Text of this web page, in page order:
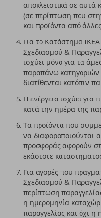
αποκλειστικά σε αυτά
(σε περίπτωση που
και προϊόντα από
Για το Κατάστημα
Σχεδιασμού &
ισχύει μόνο για τα
παραπάνω κατηγοριών
διατίθενται κατόπιν
Η ενέργεια ισχύει για
κατά την ημέρα της
Τα προϊόντα που
να διαφοροποιούνται
προσφοράς αφορούν
εκάστοτε
Για αγορές που
Σχεδιασμού &
περίπτωση
η ημερομηνία
παραγγελίας και όχι η